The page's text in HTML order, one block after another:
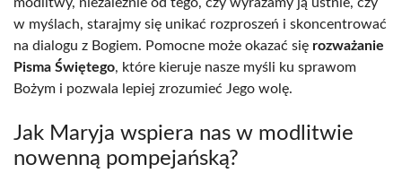
w myślach, starajmy się unikać rozproszeń i skoncentrować
na dialogu z Bogiem. Pomocne może okazać się rozważanie
Pisma Świętego, które kieruje nasze myśli ku sprawom
Bożym i pozwala lepiej zrozumieć Jego wolę.
Jak Maryja wspiera nas w modlitwie
nowenną pompejańską?